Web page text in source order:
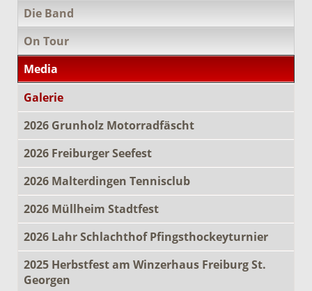
Die Band
On Tour
Media
Galerie
2026 Grunholz Motorradfäscht
2026 Freiburger Seefest
2026 Malterdingen Tennisclub
2026 Müllheim Stadtfest
2026 Lahr Schlachthof Pfingsthockeyturnier
2025 Herbstfest am Winzerhaus Freiburg St.
Georgen